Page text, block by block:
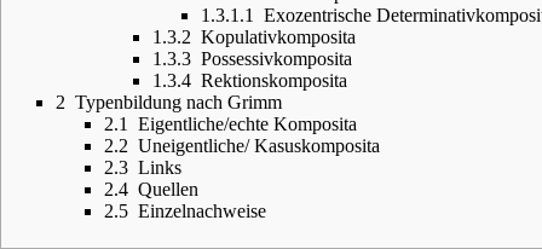
1.3.1.1
Exozentrische
1.3.2 Kopulativkomposita
1.3.3 Possessivkomposita
1.3.4 Rektionskomposita
2 Typenbildung nach Grimm
2.1
Eigentliche/echte Komposita
2.2 Uneigentliche/ Kasuskomposita
2.3 Links
2.4 Quellen
2.5 Einzelnachweise